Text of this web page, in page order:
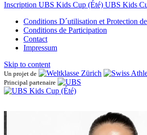
Inscription UBS Kids Cup (Été) UBS Kids
Conditions D´utilisation et Protection
Conditions de Participation
Contact
Impressum
Skip to content
Un projet de
Principal partenaire